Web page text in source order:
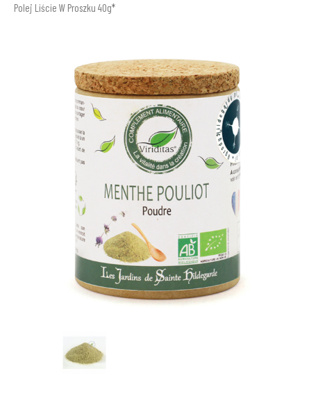
Polej Liście W Proszku 40g*